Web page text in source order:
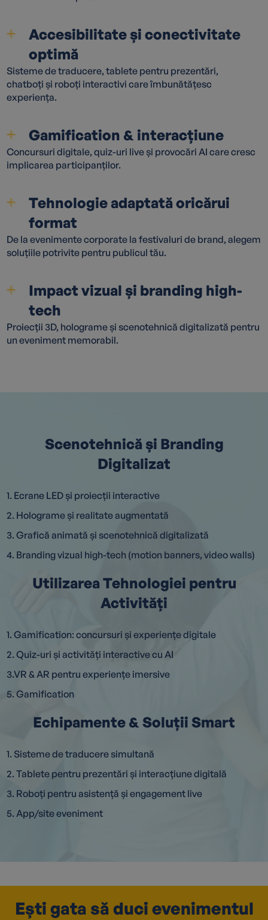
Accesibilitate și conectivitate
optimă
Sisteme de traducere, tablete pentru prezentări,
chatboți și roboți interactivi care îmbunătățesc
experiența.
Gamification & interacțiune
Concursuri digitale, quiz-uri live și provocări AI care cresc
implicarea participanților.
Tehnologie adaptată oricărui
format
De la evenimente corporate la festivaluri de brand, alegem
soluțiile potrivite pentru publicul tău.
Impact vizual și branding high-
tech
Proiecții 3D, holograme și scenotehnică digitalizată pentru
un eveniment memorabil.
Scenotehnică și Branding
Digitalizat
1. Ecrane LED și proiecții interactive
2. Holograme și realitate augmentată
3. Grafică animată și scenotehnică digitalizată
4. Branding vizual high-tech (motion banners, video walls)
Utilizarea Tehnologiei pentru
Activități
1. Gamification: concursuri și experiențe digitale
2. Quiz-uri și activități interactive cu AI
3.VR & AR pentru experiențe imersive
5. Gamification
Echipamente & Soluții Smart
1. Sisteme de traducere simultană
2. Tablete pentru prezentări și interacțiune digitală
3. Roboți pentru asistență și engagement live
5. App/site eveniment
Ești gata să duci evenimentul